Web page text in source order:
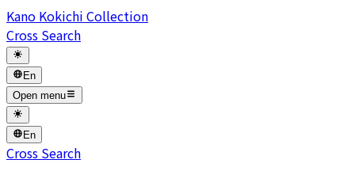
Kano Kokichi Collection
Cross Search
En
Open menu
En
Cross Search